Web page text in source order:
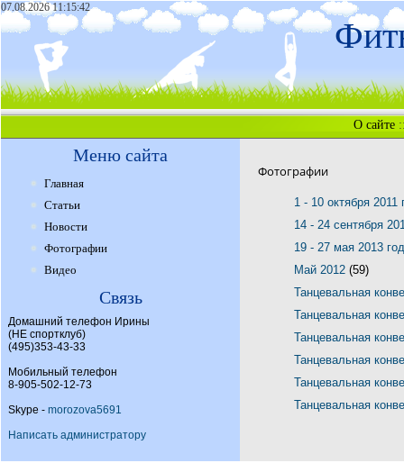
07.08.2026 11:15:42
О сайте
Меню сайта
Главная
Статьи
Новости
Фотографии
Видео
Связь
Домашний телефон Ирины
(НЕ спортклуб)
(495)353-43-33
Мобильный телефон
8-905-502-12-73
Skype - morozova5691
Написать администратору
Фотографии
1 - 10 октября 2011
14 - 24 сентября
19 - 27 мая 2013
Май 2012 (59)
Танцевальная
Танцевальная
Танцевальная
Танцевальная
Танцевальная
Танцевальная